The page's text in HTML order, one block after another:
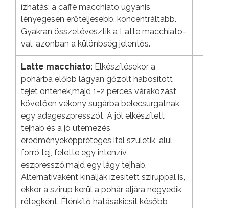
ízhatás; a caffé macchiato ugyanis
lényegesen erőteljesebb, koncentráltabb.
Gyakran összetévesztik a Latte macchiato-
val, azonban a különbség jelentős.
Latte macchiato: Elkészítésekor a
pohárba előbb lágyan gőzölt habosított
tejet öntenek,majd 1-2 perces várakozást
követően vékony sugárba belecsurgatnak
egy adageszpresszót. A jól elkészített
tejhab és a jó ütemezés
eredményeképpréteges ital születik, alul
forró tej, felette egy intenzív
eszpresszó,majd egy lágy tejhab.
Alternatívaként kínálják ízesített sziruppal is,
ekkor a szirup kerül a pohár aljára negyedik
rétegként. Élénkítő hatásakicsit később